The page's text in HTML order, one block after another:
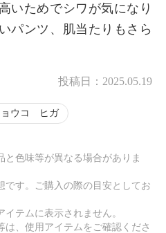
いためでシワが気になり
パンツ、肌当たりもさら
投稿日： 2025.05.19
ョウコ ヒガ
色味等が異なる場合がありま
す。ご購入の際の目安としてお
テムに表示されません。
、使用アイテムをご確認くださ